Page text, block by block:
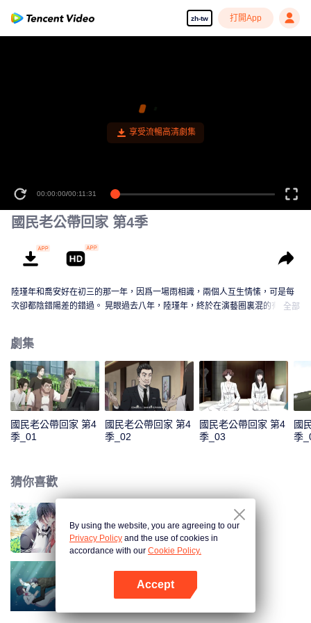
zh-tw 打開App
00:00:00/00:11:31
國民老公帶回家 第4季
陸瑾年和喬安好在初三的那一年，因爲一場雨相識，兩個人互生情愫，可是每
次卻都陰錯陽差的錯過。 晃眼過去八年，陸瑾年，終於在演藝圈裏混的有了起
族企業，曾經互相暗戀的兩個人，再次重逢，並開始扮演假未婚夫妻。兩人的
關係卻因之前的誤會處於冰封狀態。直到陸瑾年兩人互相坦露心跡，重修舊
好。 兩人的感情因一次又一次的誤會和旁人的阻隔而生隙，直到最後喬安好知
道真相……
全部
劇集
國民老公帶回家 第4
季_01
國民老公帶回家 第4
季_02
國民老公帶回家 第4
季_03
國
季
猜你喜歡
國民老公帶回家 第1季
國民老公帶回家 第3季
By using the website, you are agreeing to our
Privacy Policy and the use of cookies in
accordance with our Cookie Policy.
Accept